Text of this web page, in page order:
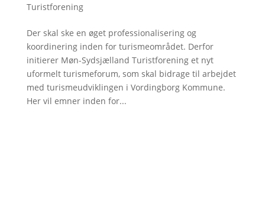
Turistforening
Der skal ske en øget professionalisering og
koordinering inden for turismeområdet. Derfor
initierer Møn-Sydsjælland Turistforening et nyt
uformelt turismeforum, som skal bidrage til arbejdet
med turismeudviklingen i Vordingborg Kommune.
Her vil emner inden for...